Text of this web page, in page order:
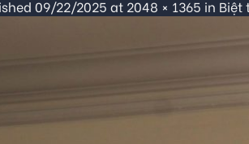
09/22/2025 at 2048 × 1365 in Biệt